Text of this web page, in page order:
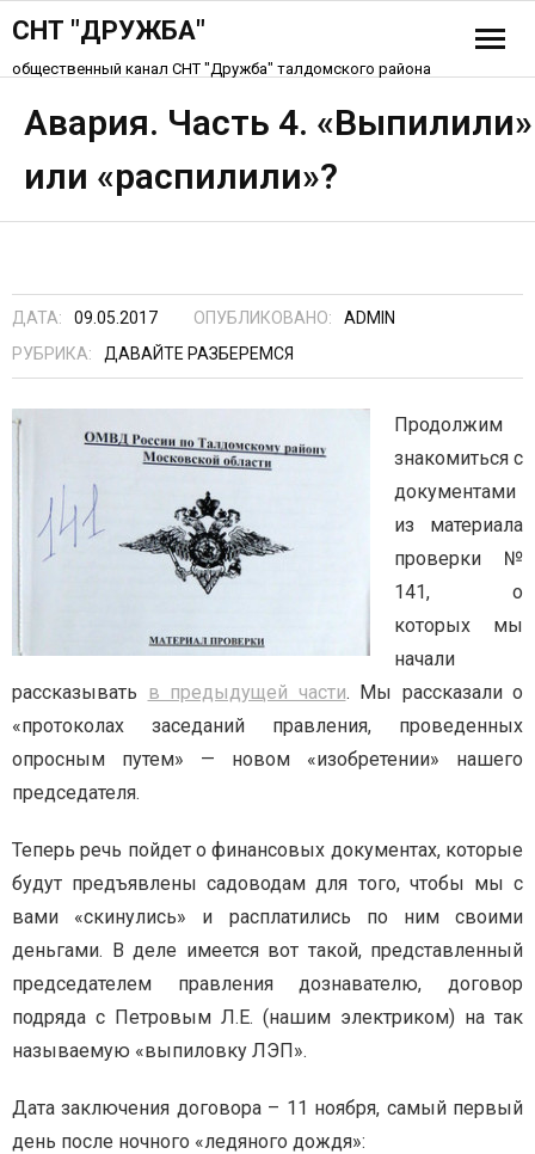
СНТ "ДРУЖБА"
общественный канал СНТ "Дружба" талдомского района
Схема СНТ «Дружба»
Устав СНТ
Авария. Часть 4. «Выпилили»
или «распилили»?
ДАТА: 09.05.2017 ОПУБЛИКОВАНО:
ADMIN
РУБРИКА:
ДАВАЙТЕ РАЗБЕРЕМСЯ
Продолжим
знакомиться с
документами
из материала
проверки №
141, о
которых мы
начали
рассказывать в предыдущей части. Мы рассказали о
«протоколах заседаний правления, проведенных
опросным путем» — новом «изобретении» нашего
председателя.
Теперь речь пойдет о финансовых документах, которые
будут предъявлены садоводам для того, чтобы мы с
вами «скинулись» и расплатились по ним своими
деньгами. В деле имеется вот такой, представленный
председателем правления дознавателю, договор
подряда с Петровым Л.Е. (нашим электриком) на так
называемую «выпиловку ЛЭП».
Дата заключения договора – 11 ноября, самый первый
день после ночного «ледяного дождя»: